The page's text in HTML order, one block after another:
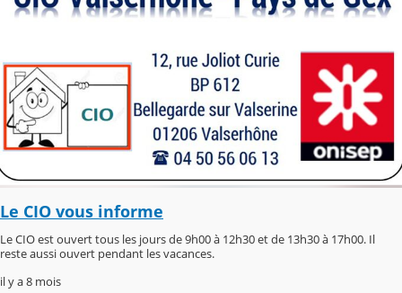
Le CIO vous informe
Le CIO est ouvert tous les jours de 9h00 à 12h30 et de 13h30 à 17h00. Il
reste aussi ouvert pendant les vacances.
il y a 8 mois